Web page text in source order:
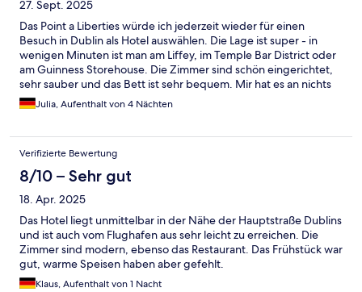
27. Sept. 2025
Das Point a Liberties würde ich jederzeit wieder für einen
Besuch in Dublin als Hotel auswählen. Die Lage ist super - in
wenigen Minuten ist man am Liffey, im Temple Bar District oder
am Guinness Storehouse. Die Zimmer sind schön eingerichtet,
sehr sauber und das Bett ist sehr bequem. Mir hat es an nichts
gefehlt.Julia, Aufenthalt von 4 Nächten
Verifizierte Bewertung
8/10 – Sehr gut
18. Apr. 2025
Das Hotel liegt unmittelbar in der Nähe der Hauptstraße Dublins
und ist auch vom Flughafen aus sehr leicht zu erreichen. Die
Zimmer sind modern, ebenso das Restaurant. Das Frühstück war
gut, warme Speisen haben aber gefehlt.
Klaus, Aufenthalt von 1 Nacht